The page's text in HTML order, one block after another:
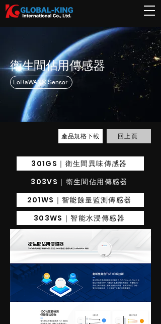
衛生間佔用傳感器
LoRaWAN® Sensor
產品規格下載 回上頁
301GS｜衛生間異味傳感器
303VS｜衛生間佔用傳感器
201WS｜智能餘量監測傳感器
303WS｜智能水浸傳感器